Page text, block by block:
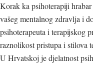
Korak ka psihoterapiji
vašeg mentalnog zdravlja i
psihoterapeuta i terapijskog
raznolikost pristupa i stilova
U Hrvatskoj je djelatnost